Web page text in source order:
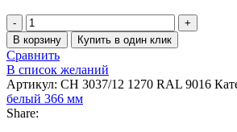
В корзину Купить в один клик
Сравнить
В список желаний
Артикул: CH 3037/12 1270 RAL 9016
белый 366 мм
Share: